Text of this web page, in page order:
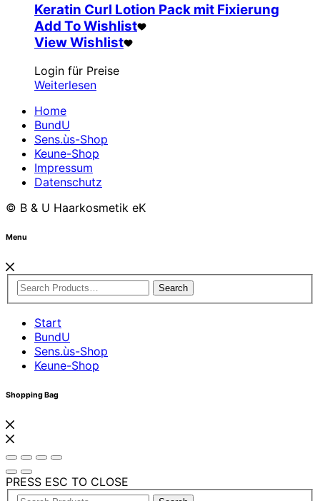
Keratin Curl Lotion Pack mit Fixierung
Add To Wishlist
View Wishlist
Login für Preise
Weiterlesen
Home
BundU
Sens.ùs-Shop
Keune-Shop
Impressum
Datenschutz
© B & U Haarkosmetik eK
Menu
Search
Start
BundU
Sens.ùs-Shop
Keune-Shop
Shopping Bag
PRESS ESC TO CLOSE